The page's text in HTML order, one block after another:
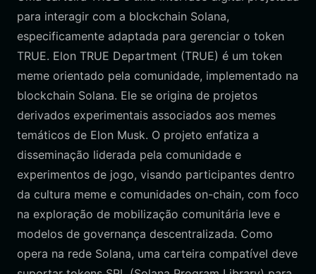
para interagir com a blockchain Solana,
especificamente adaptada para gerenciar o token
TRUE. Elon TRUE Department (TRUE) é um token
meme orientado pela comunidade, implementado na
blockchain Solana. Ele se origina de projetos
derivados experimentais associados aos memes
temáticos de Elon Musk. O projeto enfatiza a
disseminação liderada pela comunidade e
experimentos de jogo, visando participantes dentro
da cultura meme e comunidades on-chain, com foco
na exploração de mobilização comunitária leve e
modelos de governança descentralizada. Como
opera na rede Solana, uma carteira compatível deve